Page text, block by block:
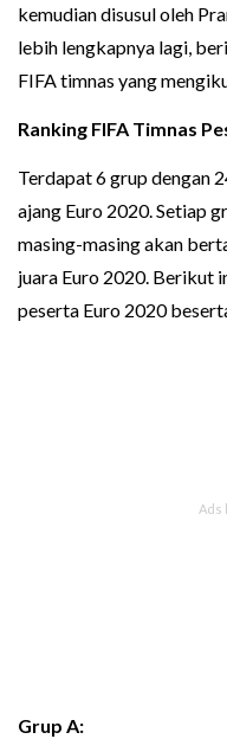
kemudian disusul oleh
lebih lengkapnya lagi,
FIFA timnas yang
Ranking FIFA Timnas
Terdapat 6 grup dengan
ajang Euro 2020. Setiap
masing-masing akan
juara Euro 2020. Berikut
peserta Euro 2020
Grup A: